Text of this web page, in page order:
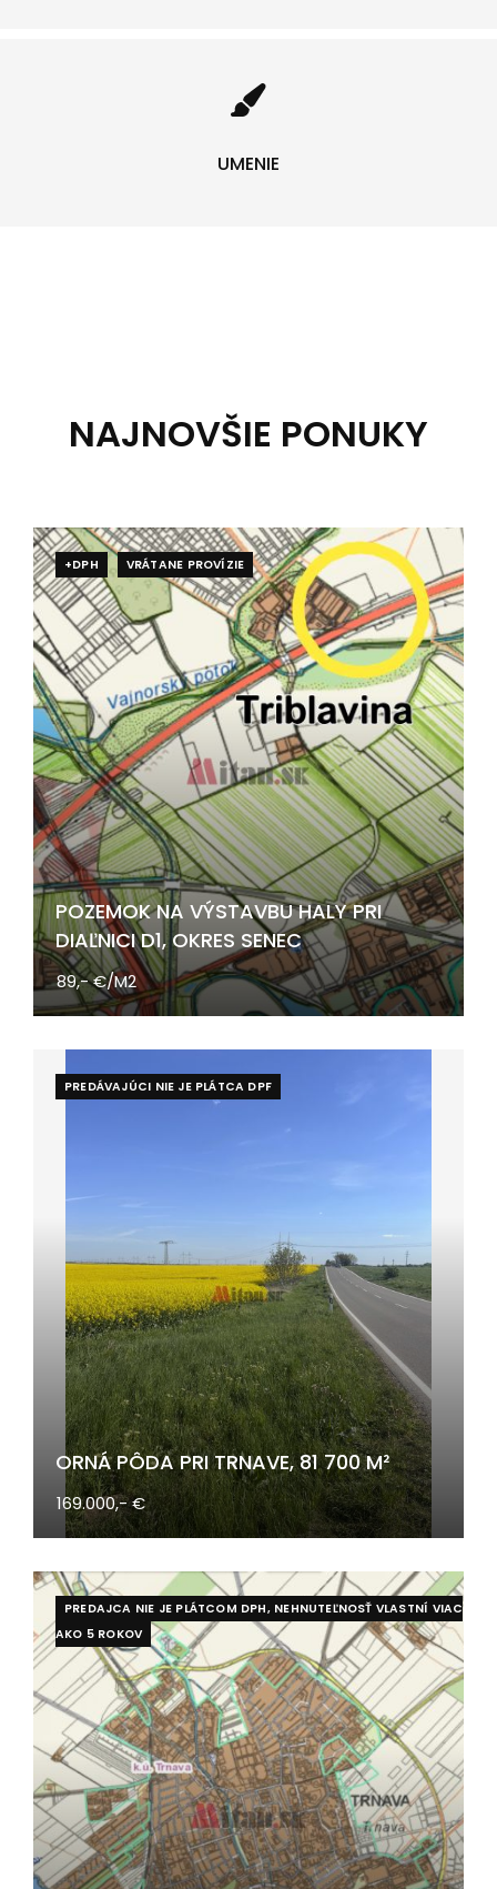
UMENIE
NAJNOVŠIE PONUKY
+DPH VRÁTANE PROVÍZIE
POZEMOK NA VÝSTAVBU HALY PRI
DIAĽNICI D1, OKRES SENEC
89,- €/M2
PREDÁVAJÚCI NIE JE PLÁTCA DPF
ORNÁ PÔDA PRI TRNAVE, 81 700 M²
169.000,- €
PREDAJCA NIE JE PLÁTCOM DPH, NEHNUTEĽNOSŤ VLASTNÍ VIAC
AKO 5 ROKOV